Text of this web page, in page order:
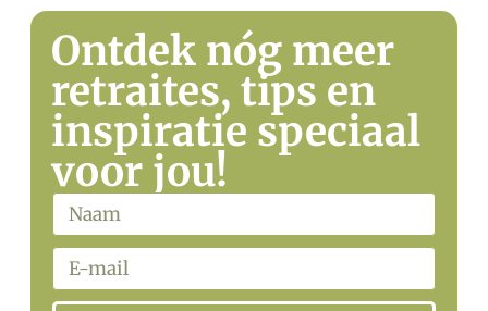
Ontdek nóg meer
retraites, tips en
inspiratie speciaal
voor jou!